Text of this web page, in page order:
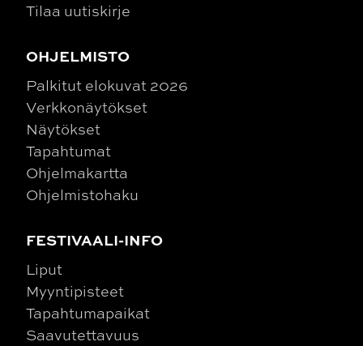
Tilaa uutiskirje
OHJELMISTO
Palkitut elokuvat 2026
Verkkonäytökset
Näytökset
Tapahtumat
Ohjelmakartta
Ohjelmistohaku
FESTIVAALI-INFO
Liput
Myyntipisteet
Tapahtumapaikat
Saavutettavuus